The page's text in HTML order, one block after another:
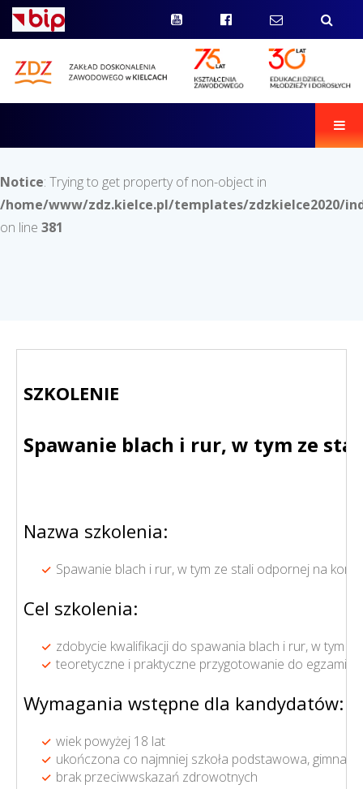
Notice: Trying to get property of non-object in
/home/www/zdz.kielce.pl/templates/zdzkielce2020/
on line 381
SZKOLENIE
Spawanie blach i rur, w tym ze
Nazwa szkolenia:
Spawanie blach i rur, w tym ze stali odpornej na
Cel szkolenia:
zdobycie kwalifikacji do spawania blach i rur, w tym
teoretyczne i praktyczne przygotowanie do
Wymagania wstępne dla kandydatów:
wiek powyżej 18 lat
ukończona co najmniej szkoła podstawowa,
brak przeciwwskazań zdrowotnych